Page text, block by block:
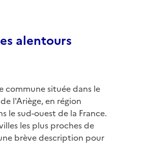
alentours
commune située dans le
l'Ariège, en région
le sud-ouest de la France.
les plus proches de
brève description pour